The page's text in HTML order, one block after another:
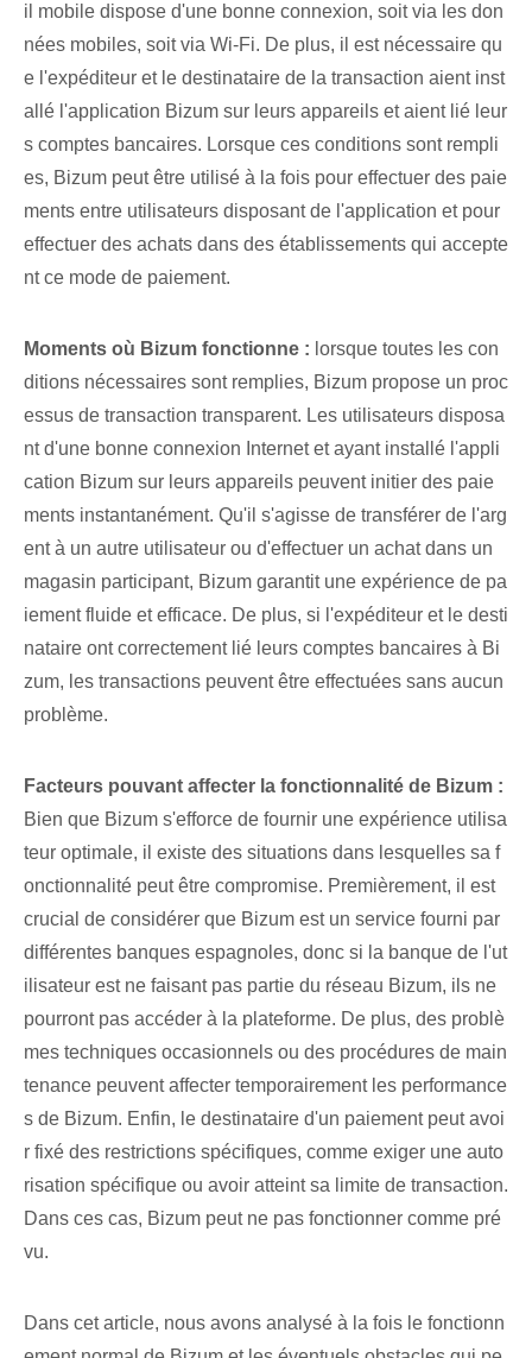
il mobile dispose d'une bonne connexion, soit via les don
nées mobiles, soit via Wi-Fi. De plus, il est nécessaire qu
e l'expéditeur et le destinataire de la transaction aient inst
allé l'application Bizum sur leurs appareils et aient lié leur
s comptes bancaires. Lorsque ces conditions sont rempli
es, Bizum peut être utilisé à la fois pour effectuer des paie
ments entre utilisateurs disposant de l'application et pour
effectuer des achats dans des établissements qui accepte
nt ce mode de paiement.
Moments où Bizum fonctionne : lorsque toutes les con
ditions nécessaires sont remplies, Bizum propose un proc
essus de transaction transparent. Les utilisateurs disposa
nt d'une bonne connexion Internet et ayant installé l'appli
cation Bizum sur leurs appareils peuvent initier des paie
ments instantanément. Qu'il s'agisse de transférer de l'arg
ent à un autre utilisateur⁤ ou⁢ d'effectuer un‍ achat⁤ dans un
magasin participant, ‌Bizum‍ garantit une expérience de pa
iement fluide et efficace. De plus, si l'expéditeur et le desti
nataire ont correctement lié leurs comptes bancaires à Bi
zum, les transactions peuvent être effectuées sans aucun
problème.
Facteurs pouvant affecter la fonctionnalité de Bizum :
Bien que Bizum s'efforce de fournir‌ une expérience utilisa
teur optimale, il existe des situations dans lesquelles sa f
onctionnalité peut être compromise.⁤ Premièrement, ⁢il est
crucial de considérer⁢ que Bizum est un service fourni par
différentes banques espagnoles,⁤ donc si la banque‍ de l'ut
ilisateur est ne faisant pas partie du réseau ⁤Bizum‌, ils ne
pourront pas ⁣accéder à la plateforme. De plus, des problè
mes techniques occasionnels ou des procédures de main
tenance peuvent⁢ affecter temporairement⁣ les performance
s de Bizum. Enfin, le destinataire d'un paiement peut avoi
r fixé des restrictions spécifiques, comme exiger une auto
risation spécifique ou avoir atteint sa limite de transaction.
Dans ces cas, Bizum peut ne pas fonctionner comme pré
vu.
Dans cet article, nous avons analysé à la fois le fonctionn